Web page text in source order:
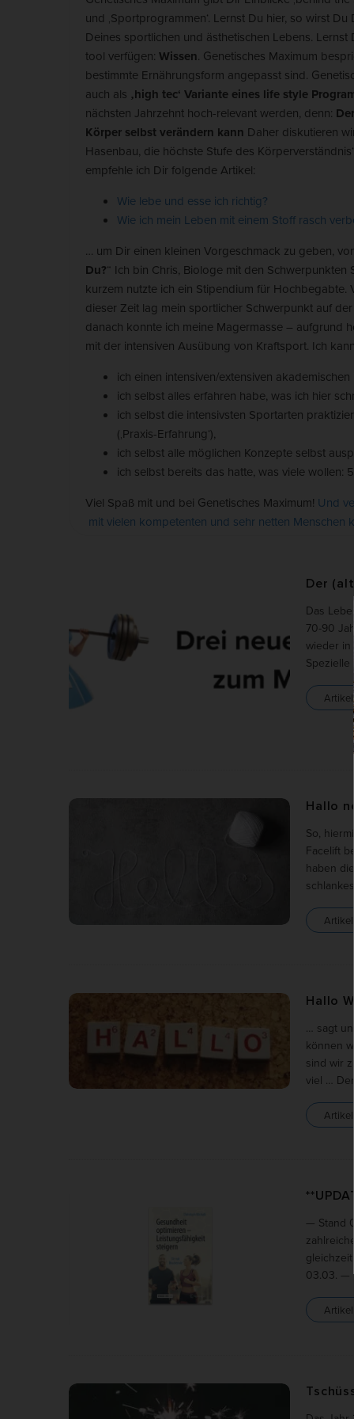
und ‚Sportprogrammen‘. Lernst Du hier, so wirst
Deines sportlichen und ästhetischen Lebens.
tool verfügen: Wissen. Genetisches Maximum
bestimmte Ernährungsform angepasst sind.
auch als ‚high tec‘ Variante eines life style
nächsten Jahrzehnt hoch-relevant werden, denn:
Körper selbst verändern kann Daher diskutieren
Hasenbau, die höchste Stufe des
empfehle ich Dir folgende Artikel:
Wie lebe und esse ich richtig?
Wie ich mein Leben mit einem Stoff rasch
… um Dir einen kleinen Vorgeschmack zu geben,
Du?“ Ich bin Chris, Biologe mit den
kurzem nutzte ich ein Stipendium für
dieser Zeit lag mein sportlicher Schwerpunkt auf
danach konnte ich meine Magermasse – aufgrund
mit der intensiven Ausübung von Kraftsport. Ich
ich einen intensiven/extensiven
ich selbst alles erfahren habe, was ich hier
ich selbst die intensivsten Sportarten
(‚Praxis-Erfahrung‘),
ich selbst alle möglichen Konzepte selbst
ich selbst bereits das hatte, was viele wollen:
Viel Spaß mit und bei Genetisches Maximum! Und
mit vielen kompetenten und sehr netten Menschen
Der
Das
70-90
wieder
Spezielle
Hallo
So,
Facelift
haben
Hallo
… sagt
können
sind wir
viel … Der
Artikel
— Stand
03.03. —